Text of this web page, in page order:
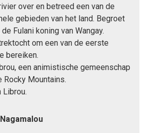
over en betreed een van de
gebieden van het land. Begroet
Fulani koning van Wangay.
om een van de eerste
bereiken.
een animistische gemeenschap
Mountains.
Librou.